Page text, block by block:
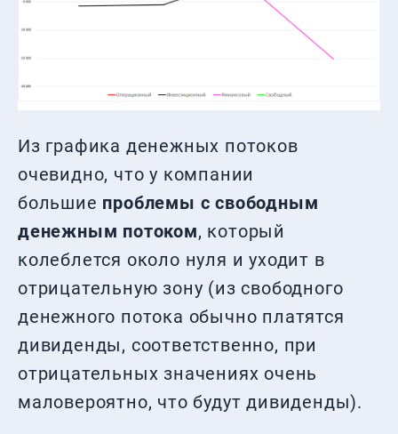
Из графика денежных потоков
очевидно, что у компании
большие проблемы с свободным
денежным потоком, который
колеблется около нуля и уходит в
отрицательную зону (из свободного
денежного потока обычно платятся
дивиденды, соответственно, при
отрицательных значениях очень
маловероятно, что будут дивиденды).